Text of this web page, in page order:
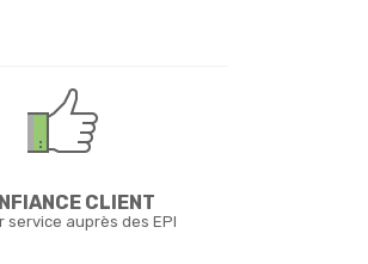
CLIENT
service auprès des EPI